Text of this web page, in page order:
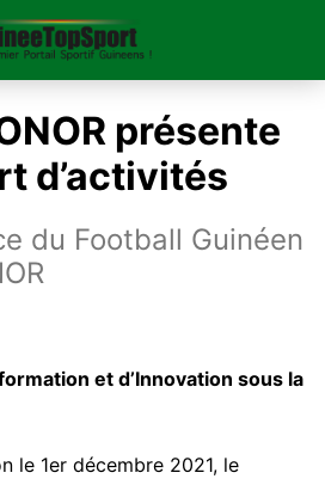
présente
d’activités
du Football Guinéen
et d’Innovation sous la
le 1er décembre 2021, le